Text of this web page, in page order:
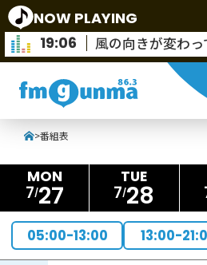
NOW PLAYING
19:06 風の向きが変わ
>番組表
7 27 7 28
05:00-13:00 13:00-